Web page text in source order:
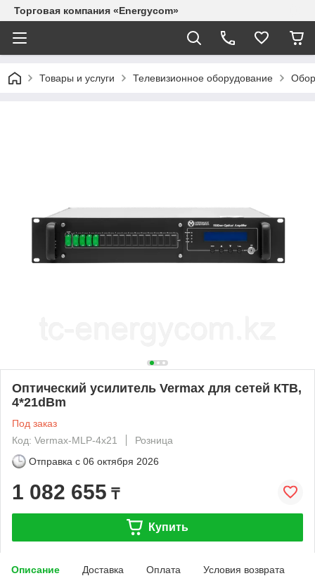
Торговая компания «Energycom»
Товары и услуги Телевизионное оборудование
Оптический усилитель Vermax для сетей КТВ,
4*21dBm
Под заказ
Код: Vermax-MLP-4x21
Розница
Отправка с 06 октября 2026
1 082 655 ₸
Купить
Описание Доставка Оплата Условия возврата